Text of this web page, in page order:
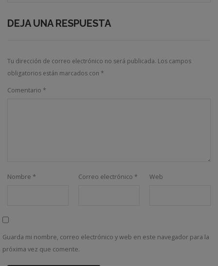
DEJA UNA RESPUESTA
Tu dirección de correo electrónico no será publicada. Los campos
obligatorios están marcados con *
Comentario *
Nombre * Correo electrónico * Web
Guarda mi nombre, correo electrónico y web en este navegador para la
próxima vez que comente.